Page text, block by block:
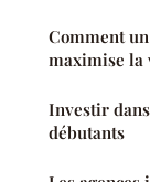
Comment
maximise la
Investir
débutants